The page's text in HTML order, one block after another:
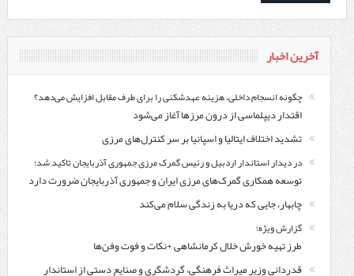
آخرین اخبار
چگونه انسجام داخلی، هزینه عهدشکنی را برای طرف مقابل افزایش می‌دهد؟
اقتدار دیپلماسی از درون مرزها آغاز می‌شود
تشدید اختلاف ایتالیا و اسپانیا بر سر کنترل‌های مرزی
در دیدار استاندار اردبیل و رئیس گمرک مرزی جمهوری آذربایجان تاکید شد؛
توسعه همکاری گمرک‌های مرزی ایران و جمهوری آذربایجان ضرورت دارد
چابهار، جایی که دریا به زندگی سلام می‌کند
گزارش ویژه؛
طرز تهیه خورش خلال کرمانشاهی +نکات و فوت وفن‌ها
قدردانی وزیر میراث فرهنگی، گردشگری و صنایع دستی از استاندار